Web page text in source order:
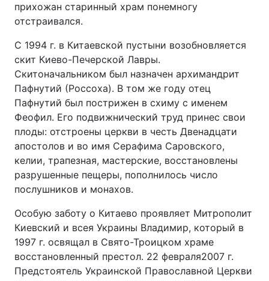
прихожан старинный храм понемногу
отстраивался.
С 1994 г. в Китаевской пустыни возобновляется
скит Киево-Печерской Лавры.
Скитоначальником был назначен архимандрит
Пафнутий (Россоха). В том же году отец
Пафнутий был пострижен в схиму с именем
Феофил. Его подвижнический труд принес свои
плоды: отстроены церкви в честь Двенадцати
апостолов и во имя Серафима Саровского,
келии, трапезная, мастерские, восстановлены
разрушенные пещеры, пополнилось число
послушников и монахов.
Особую заботу о Китаево проявляет Митрополит
Киевский и всея Украины Владимир, который в
1997 г. освящал в Свято-Троицком храме
восстановленный престол. 22 февраля2007 г.
Предстоятель Украинской Православной Церкви